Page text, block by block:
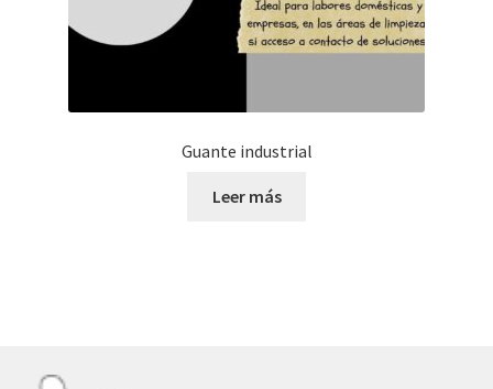
Guante industrial
Leer más